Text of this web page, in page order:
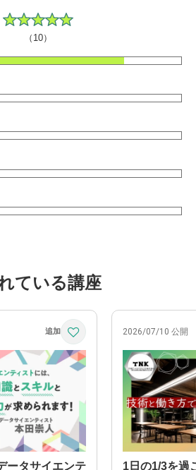
（10）
ている講座
ータサイエンテ
2026/07/10 公開
1日の1/3を過